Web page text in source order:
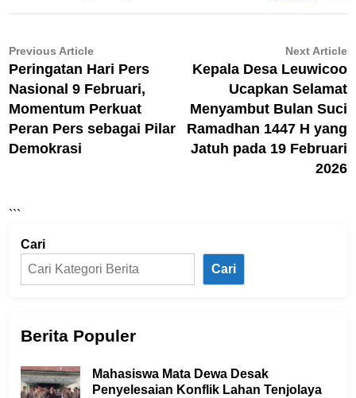
Navigasi
pos
Previous ArticlePrevious
article:
Peringatan Hari Pers
Nasional 9 Februari,
Momentum Perkuat
Peran Pers sebagai Pilar
Demokrasi
Next Article
Kepala Desa Leuwicoo
Ucapkan Selamat
Menyambut Bulan Suci
Ramadhan 1447 H yang
Jatuh pada 19 Februari
2026
```
Cari
Cari
Berita Populer
Mahasiswa Mata Dewa Desak
Penyelesaian Konflik Lahan Tenjolaya